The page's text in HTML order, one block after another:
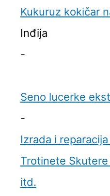
Kukuruz kokičar
Inđija
-
Seno lucerke
-
Izrada i
Trotinete
itd.